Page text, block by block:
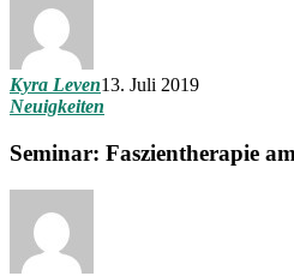
Kyra Leven13. Juli 2019
Neuigkeiten
Seminar: Faszientherapie